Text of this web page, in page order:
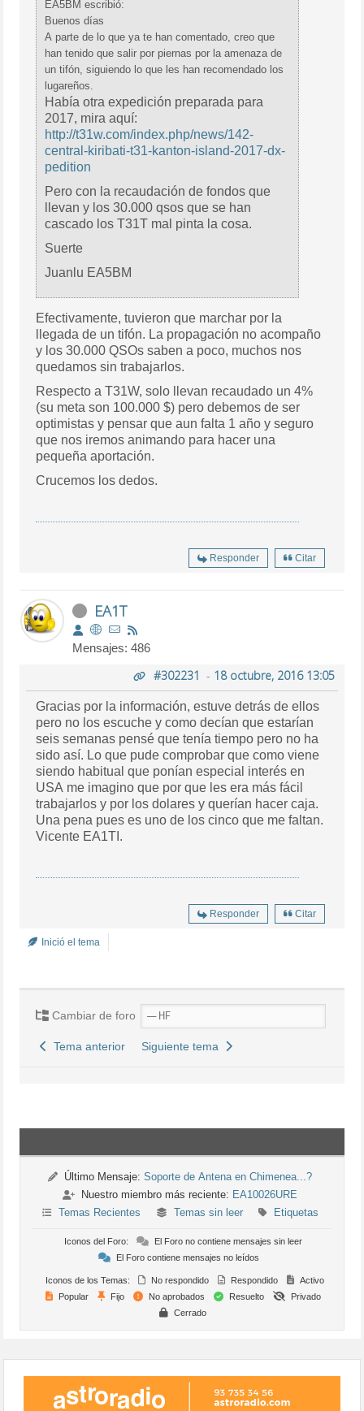
EA5BM escribió:
Buenos días
A parte de lo que ya te han comentado, creo que
han tenido que salir por piernas por la amenaza de
un tifón, siguiendo lo que les han recomendado los
lugareños.
Había otra expedición preparada para
2017, mira aquí:
http://t31w.com/index.php/news/142-
central-kiribati-t31-kanton-island-2017-dx-
pedition
Pero con la recaudación de fondos que
llevan y los 30.000 qsos que se han
cascado los T31T mal pinta la cosa.
Suerte
Juanlu EA5BM
Efectivamente, tuvieron que marchar por la
llegada de un tifón. La propagación no acompaño
y los 30.000 QSOs saben a poco, muchos nos
quedamos sin trabajarlos.
Respecto a T31W, solo llevan recaudado un 4%
(su meta son 100.000 $) pero debemos de ser
optimistas y pensar que aun falta 1 año y seguro
que nos iremos animando para hacer una
pequeña aportación.
Crucemos los dedos.
Responder Citar
EA1T
Mensajes: 486
#302231 - 18 octubre, 2016 13:05
Gracias por la información, estuve detrás de ellos
pero no los escuche y como decían que estarían
seis semanas pensé que tenía tiempo pero no ha
sido así. Lo que pude comprobar que como viene
siendo habitual que ponían especial interés en
USA me imagino que por que les era más fácil
trabajarlos y por los dolares y querían hacer caja.
Una pena pues es uno de los cinco que me faltan.
Vicente EA1TI.
Responder Citar
Inició el tema
Cambiar de foro
Tema anterior Siguiente tema
Último Mensaje: Soporte de Antena en Chimenea...?
Nuestro miembro más reciente: EA10026URE
Temas Recientes
Temas sin leer Etiquetas
Iconos del Foro:
El Foro no contiene mensajes sin leer
El Foro contiene mensajes no leídos
Iconos de los Temas: No respondido Respondido
Activo
Popular
Fijo No aprobados Resuelto
Privado
Cerrado